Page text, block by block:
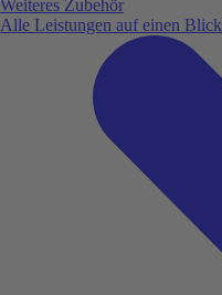
Weiteres Zubehör
Alle Leistungen auf einen Blick